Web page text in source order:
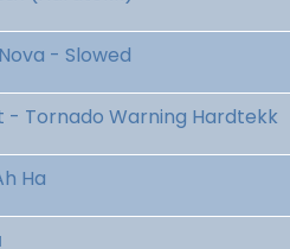
- Slowed
- Tornado Warning Hardtekk
Ha